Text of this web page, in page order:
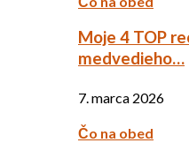
Moje 4 TOP
medvedieho…
7. marca 2026
Čo na obed